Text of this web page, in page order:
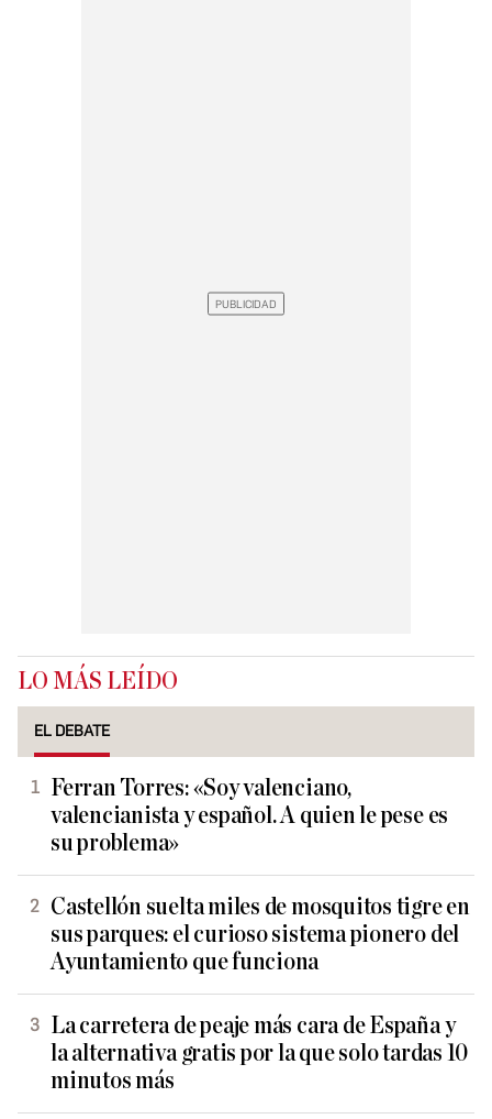
LO MÁS LEÍDO
EL DEBATE
Ferran Torres: «Soy valenciano,
valencianista y español. A quien le pese es
su problema»
Castellón suelta miles de mosquitos tigre en
sus parques: el curioso sistema pionero del
Ayuntamiento que funciona
La carretera de peaje más cara de España y
la alternativa gratis por la que solo tardas 10
minutos más